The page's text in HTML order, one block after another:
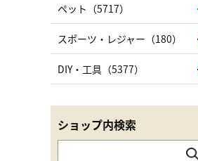
ペット（5717）
スポーツ・レジャー（180）
DIY・工具（5377）
ショップ内検索